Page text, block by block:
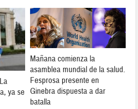
ya se
Mañana comienza la
asamblea mundial de la salud.
Fesprosa presente en
Ginebra dispuesta a dar
batalla